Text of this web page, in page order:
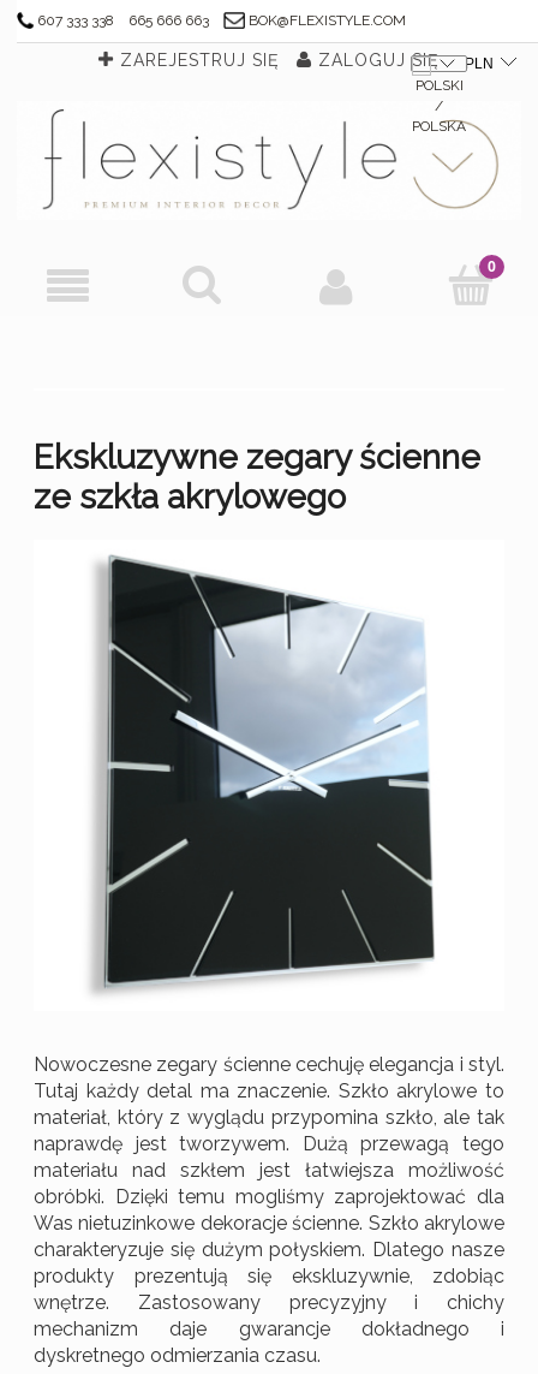
607 333 338 665 666 663 BOK@FLEXISTYLE.COM
ZAREJESTRUJ SIĘ ZALOGUJ SIĘ
Ekskluzywne zegary ścienne
ze szkła akrylowego
Nowoczesne zegary ścienne cechuję elegancja i styl.
Tutaj każdy detal ma znaczenie. Szkło akrylowe to
materiał, który z wyglądu przypomina szkło, ale tak
naprawdę jest tworzywem. Dużą przewagą tego
materiału nad szkłem jest łatwiejsza możliwość
obróbki. Dzięki temu mogliśmy zaprojektować dla
Was nietuzinkowe dekoracje ścienne. Szkło akrylowe
charakteryzuje się dużym połyskiem. Dlatego nasze
produkty prezentują się ekskluzywnie, zdobiąc
wnętrze. Zastosowany precyzyjny i chichy
mechanizm daje gwarancje dokładnego i
dyskretnego odmierzania czasu.